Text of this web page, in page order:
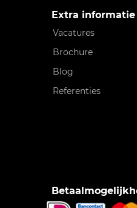
Extra informatie
Vacatures
Brochure
Blog
Referenties